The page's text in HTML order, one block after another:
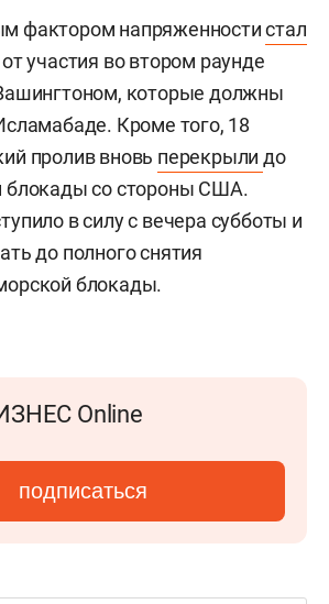
фактором напряженностистал
участия во втором раунде
которые должны
Кроме того, 18
пролив вновь перекрылидо
блокады со стороны США.
в силу с вечера субботы и
до полного снятия
блокады.
Online
подписаться